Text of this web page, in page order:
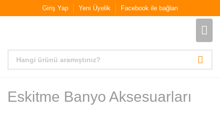
Giriş Yap Yeni Üyelik Facebook ile bağlan
Eskitme Banyo Aksesuarları